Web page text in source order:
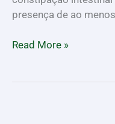
presença de ao
Read More »